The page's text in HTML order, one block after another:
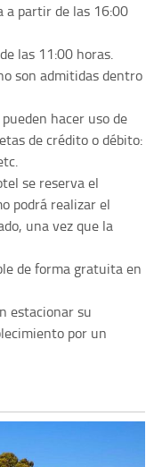
a partir de las 16:00
las 11:00 horas.
son admitidas dentro
hacer uso de
de crédito o débito:
se reserva el
podrá realizar el
una vez que la
de forma gratuita en
estacionar su
por un